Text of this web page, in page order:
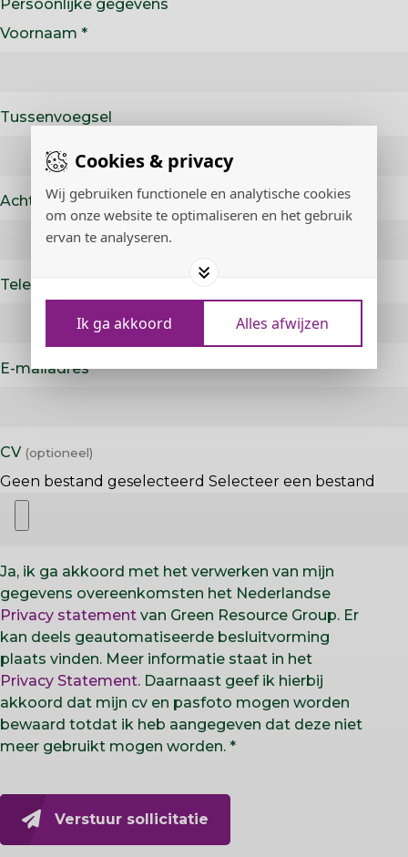
Cookies & privacy
Wij gebruiken functionele en analytische cookies
om onze website te optimaliseren en het gebruik
ervan te analyseren.
Ik ga akkoord Alles afwijzen
Persoonlijke gegevens
Voornaam
Tussenvoegsel
Achternaam
Telefoonnummer
E-mailadres
CV
Geen bestand geselecteerd Selecteer een bestand
Ja, ik ga akkoord met het verwerken van mijn
gegevens overeenkomsten het Nederlandse
Privacy statement van Green Resource Group. Er
kan deels geautomatiseerde besluitvorming
plaats vinden. Meer informatie staat in het
Privacy Statement. Daarnaast geef ik hierbij
akkoord dat mijn cv en pasfoto mogen worden
bewaard totdat ik heb aangegeven dat deze niet
meer gebruikt mogen worden.
Verstuur sollicitatie